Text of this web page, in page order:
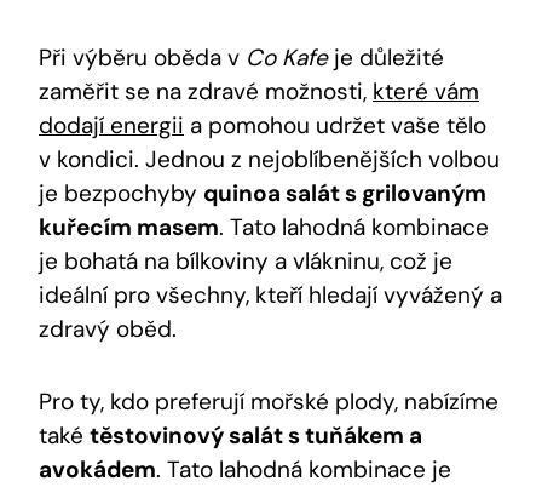
Při výběru oběda v Co Kafeje důležité
zaměřit se na zdravé možnosti, které vám
dodají energii a pomohou udržet vaše tělo
v kondici. Jednou z nejoblíbenějších volbou
je bezpochyby quinoa salát s grilovaným
kuřecím masem. Tato lahodná kombinace
je bohatá na bílkoviny a vlákninu, což je
ideální pro všechny, kteří hledají vyvážený a
zdravý oběd.
Pro ty, kdo preferují mořské plody, nabízíme
také těstovinový salát s tuňákem a
avokádem. Tato lahodná kombinace je